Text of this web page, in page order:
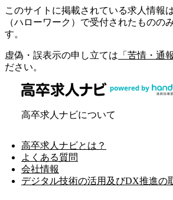
このサイトに掲載されている求人情報
（ハローワーク）で受付されたものの
す。
虚偽・誤表示の申し立ては 「苦情・通
ださい。
高卒求人ナビについて
高卒求人ナビとは？
よくある質問
会社情報
デジタル技術の活用及びDX推進の